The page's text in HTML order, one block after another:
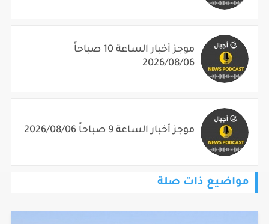
2026/08/06